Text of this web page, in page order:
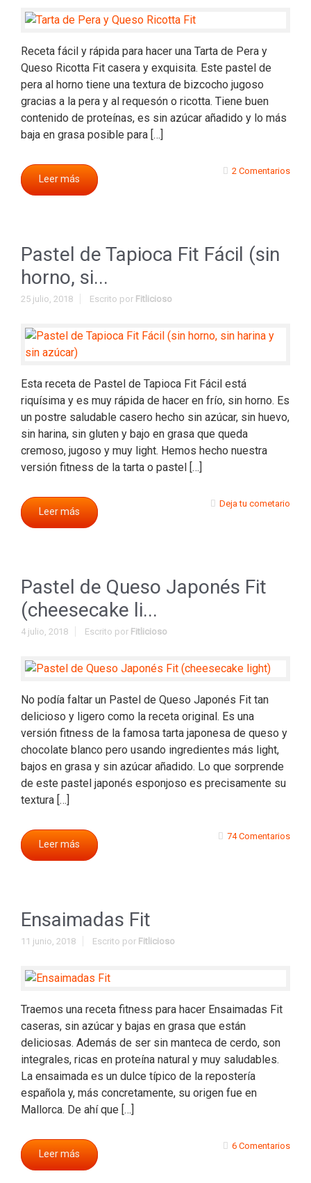
Receta fácil y rápida para hacer una Tarta de Pera y
Queso Ricotta Fit casera y exquisita. Este pastel de
pera al horno tiene una textura de bizcocho jugoso
gracias a la pera y al requesón o ricotta. Tiene buen
contenido de proteínas, es sin azúcar añadido y lo más
baja en grasa posible para […]
Leer más
2 Comentarios
Pastel de Tapioca Fit Fácil (sin
horno, si...
25 julio, 2018 Escrito por Fitlicioso
Esta receta de Pastel de Tapioca Fit Fácil está
riquísima y es muy rápida de hacer en frío, sin horno. Es
un postre saludable casero hecho sin azúcar, sin huevo,
sin harina, sin gluten y bajo en grasa que queda
cremoso, jugoso y muy light. Hemos hecho nuestra
versión fitness de la tarta o pastel […]
Leer más
Deja tu cometario
Pastel de Queso Japonés Fit
(cheesecake li...
4 julio, 2018 Escrito por Fitlicioso
No podía faltar un Pastel de Queso Japonés Fit tan
delicioso y ligero como la receta original. Es una
versión fitness de la famosa tarta japonesa de queso y
chocolate blanco pero usando ingredientes más light,
bajos en grasa y sin azúcar añadido. Lo que sorprende
de este pastel japonés esponjoso es precisamente su
textura […]
Leer más
74 Comentarios
Ensaimadas Fit
11 junio, 2018 Escrito por Fitlicioso
Traemos una receta fitness para hacer Ensaimadas Fit
caseras, sin azúcar y bajas en grasa que están
deliciosas. Además de ser sin manteca de cerdo, son
integrales, ricas en proteína natural y muy saludables.
La ensaimada es un dulce típico de la repostería
española y, más concretamente, su origen fue en
Mallorca. De ahí que […]
Leer más
6 Comentarios